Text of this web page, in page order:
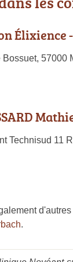
Élixience
Bossuet, 57000
Technisud 11
.